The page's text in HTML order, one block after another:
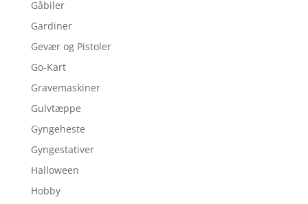
Gåbiler
Gardiner
Gevær og Pistoler
Go-Kart
Gravemaskiner
Gulvtæppe
Gyngeheste
Gyngestativer
Halloween
Hobby